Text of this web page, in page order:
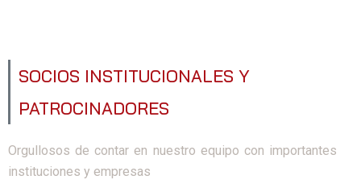
SOCIOS INSTITUCIONALES Y
PATROCINADORES
Orgullosos de contar en nuestro equipo con importantes
instituciones y empresas